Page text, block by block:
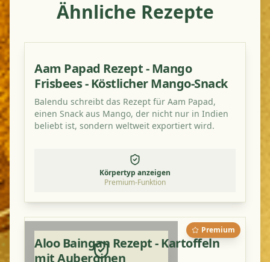
Ähnliche Rezepte
Aam Papad Rezept - Mango
Frisbees - Köstlicher Mango-Snack
Balendu schreibt das Rezept für Aam Papad,
einen Snack aus Mango, der nicht nur in Indien
beliebt ist, sondern weltweit exportiert wird.
Körpertyp anzeigen
Premium-Funktion
Premium
Aloo Baingan Rezept - Kartoffeln
mit Auberginen